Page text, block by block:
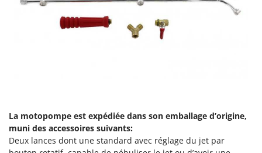
Silky
Simatech
La motopompe est expédiée dans son emballage d’origine,
muni des accessoires suivants:
Deux lances dont une standard avec réglage du jet par